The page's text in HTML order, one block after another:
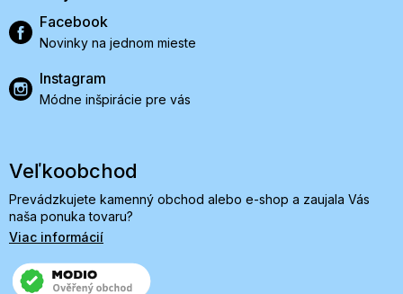
Facebook
Novinky na jednom mieste
Instagram
Módne inšpirácie pre vás
Veľkoobchod
Prevádzkujete kamenný obchod alebo e-shop a zaujala Vás
naša ponuka tovaru?
Viac informácií